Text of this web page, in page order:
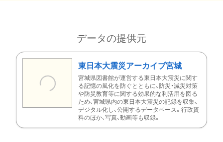
データの提供元
東日本大震災アーカイブ宮城
宮城県図書館が運営する東日本大震災に関す
る記憶の風化を防ぐとともに、防災・減災対策
や防災教育等に関する効果的な利活用を図る
ため、宮城県内の東日本大震災の記録を収集、
デジタル化し、公開するデータベース。行政資
料のほか、写真、動画等も収録。